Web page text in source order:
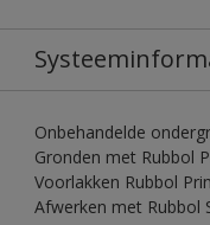
Onbehandelde
Gronden met Rubbol
Voorlakken Rubbol
Afwerken met Rubbol